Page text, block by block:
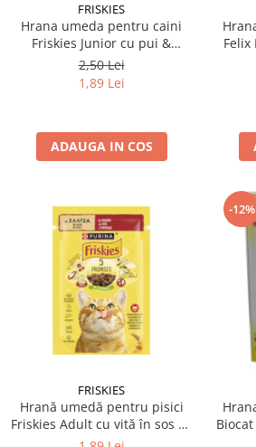
FRISKIES
Hrana umeda pentru caini
Friskies Junior cu pui &
mazare 85 gr
2,50 Lei
1,89 Lei
ADAUGA IN COS
Felix
FRISKIES
Hrană umedă pentru pisici
Friskies Adult cu vită în sos 85
gr
-12%